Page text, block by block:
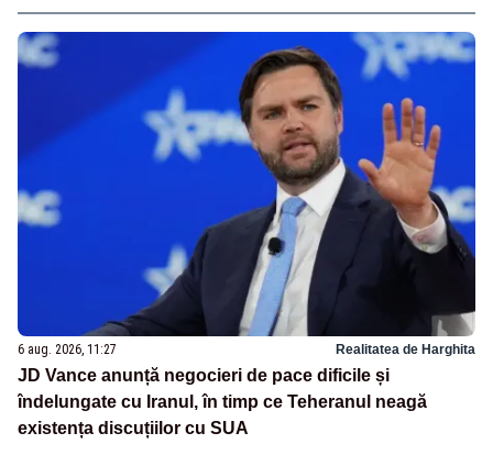
6 aug. 2026, 11:27 Realitatea de Harghita
JD Vance anunță negocieri de pace dificile și
îndelungate cu Iranul, în timp ce Teheranul neagă
existența discuțiilor cu SUA